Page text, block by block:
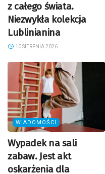
z całego świata.
Niezwykła kolekcja
Lublinianina
10 SIERPNIA 2026
WIADOMOŚCI
Wypadek na sali
zabaw. Jest akt
oskarżenia dla